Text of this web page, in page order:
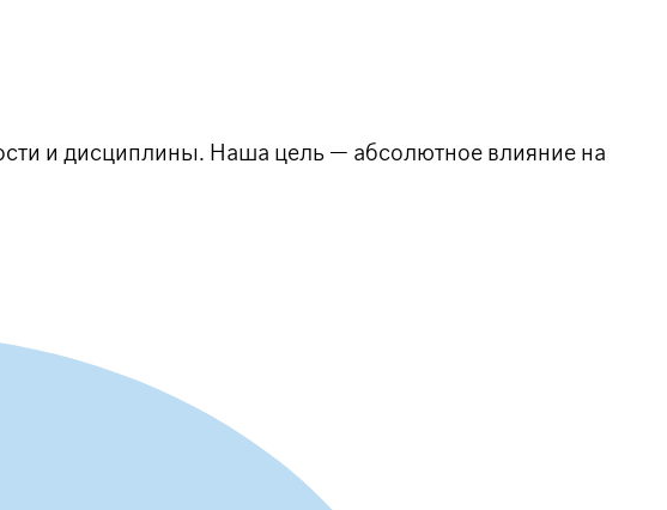
и дисциплины. Наша цель — абсолютное влияние на